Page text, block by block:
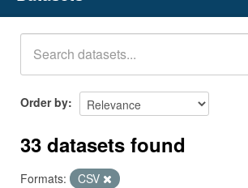
Organizations
Groups
About
Order by
33 datasets found
Formats:
CSV